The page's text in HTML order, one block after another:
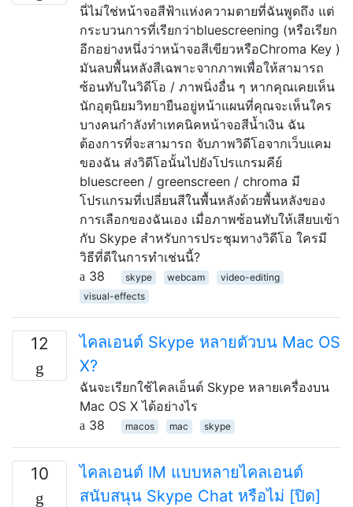
นี่ไม่ใช่หน้าจอสีฟ้าแห่งความตายที่ฉันพูดถึง แต่
กระบวนการที่เรียกว่าbluescreening (หรือเรียก
อีกอย่างหนึ่งว่าหน้าจอสีเขียวหรือChroma Key )
มันลบพื้นหลังสีเฉพาะจากภาพเพื่อให้สามารถ
ซ้อนทับในวิดีโอ / ภาพนิ่งอื่น ๆ หากคุณเคยเห็น
นักอุตุนิยมวิทยายืนอยู่หน้าแผนที่คุณจะเห็นใคร
บางคนกำลังทำเทคนิคหน้าจอสีน้ำเงิน ฉัน
ต้องการที่จะสามารถ จับภาพวิดีโอจากเว็บแคม
ของฉัน ส่งวิดีโอนั้นไปยังโปรแกรมคีย์
bluescreen / greenscreen / chroma มี
โปรแกรมที่เปลี่ยนสีในพื้นหลังด้วยพื้นหลังของ
การเลือกของฉันเอง เมื่อภาพซ้อนทับให้เสียบเข้า
กับ Skype สำหรับการประชุมทางวิดีโอ ใครมี
วิธีที่ดีในการทำเช่นนี้?
38
skype webcam
video-editing
visual-effects
12
ไคลเอนต์ Skype หลายตัวบน Mac OS
X?
ฉันจะเรียกใช้ไคลเอ็นต์ Skype หลายเครื่องบน
Mac OS X ได้อย่างไร
38
macos mac skype
10
ไคลเอนต์ IM แบบหลายไคลเอนต์
สนับสนุน Skype Chat หรือไม่ [ปิด]